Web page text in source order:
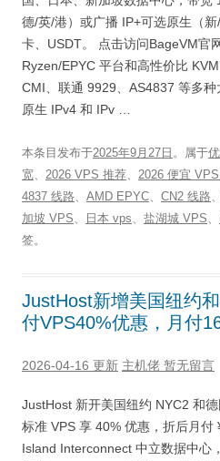
德/英/港）或广播 IP+可选原生（
卡、USDT。 点击访问BageVM官
Ryzen/EPYC 平台和高性价比
CMI、联通 9929、AS4837 等多
原生 IPv4 和 IPv …
本条目发布于2025年9月27日 。属于
宽、 2026 VPS 推荐、 2026 便宜
4837 线路、 AMD EPYC、 CN2 线路、
加坡 VPS、 日本 vps、 盐湖城 VPS、
签。
JustHost新增美国纽约
付VPS40%优惠，月付
2026-04-16 更新 主机佬 暂无留言
JustHost 新开美国纽约 NYC2 和
标准 VPS 享 40% 优惠，折后月
Island Interconnect 中立数据中心